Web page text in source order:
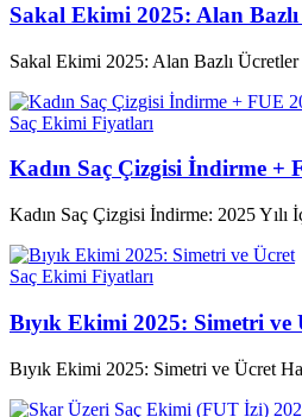
Sakal Ekimi 2025: Alan
Sakal Ekimi 2025: Alan Bazlı
Saç Ekimi Fiyatları
Kadın Saç Çizgisi İndirme +
Kadın Saç Çizgisi İndirme: 2025 Yılı
Saç Ekimi Fiyatları
Bıyık Ekimi 2025: Simetri ve
Bıyık Ekimi 2025: Simetri ve Ücret